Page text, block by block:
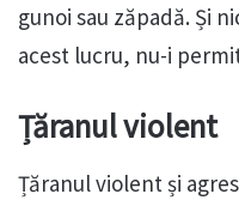
gunoi sau zăpadă. Și
acest lucru, nu-i
Țăranul violent
Țăranul violent și